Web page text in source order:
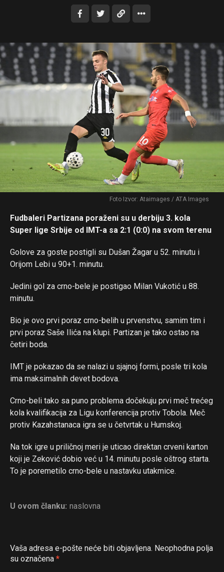
Foto Izvor: Ataimages / ATA Images
Fudbaleri Partizana poraženi su u derbiju 3. kola
Super lige Srbije od IMT-a sa 2:1 (0:0) na svom terenu
Golove za goste postigli su Dušan Žagar u 52. minutu i
Orijom Lebi u 90+1. minutu.
Jedini gol za crno-bele je postigao Milan Vukotić u 88.
minutu.
Bio je ovo prvi poraz crno-belih u prvenstvu, samim tim i
prvi poraz Saše Ilića na klupi. Partizan je tako ostao na
četiri boda.
IMT je pokazao da se nalazi u sjajnoj formi, posle tri kola
ima maksimalnih devet bodova.
Crno-beli tako sa puno problema dočekuju prvi meč trećeg
kola kvalifikacija za Ligu konferencija protiv Tobola. Meč
protiv Kazahstanaca igra se u četvrtak u Humskoj.
Na tok igre u priličnoj meri je uticao direktan crveni karton
koji je Zeković dobio već u 14. minutu posle oštrog starta.
To je poremetilo crno-bele u nastavku utakmice.
U ovom članku: naslovna
Vaša adresa e-pošte neće biti objavljena. Neophodna polja
su označena *